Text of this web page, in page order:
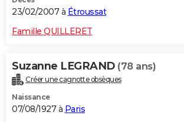
23/02/2007 à Étroussat
Famille QUILLERET
Suzanne LEGRAND (78 ans)
Créer une cagnotte obsèques
Naissance
07/08/1927 à Paris